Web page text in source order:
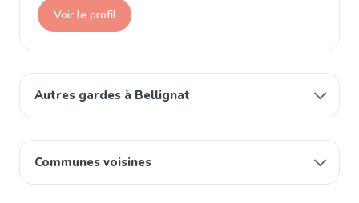
Autres gardes à Bellignat
Communes voisines
Voir le profil